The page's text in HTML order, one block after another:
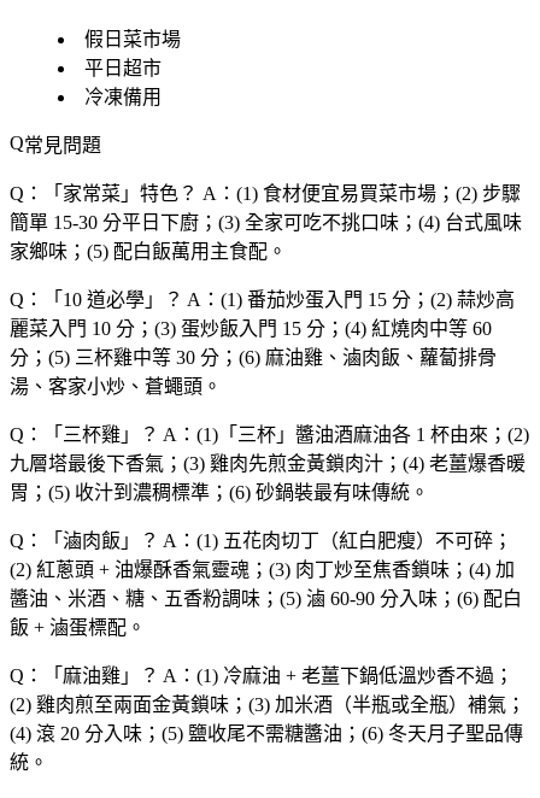
假日菜市場
平日超市
冷凍備用
常見問題
Q：「 家常菜 」特色？ A：(1) 食材便宜易買菜市場；(2) 步驟
簡單 15-30 分平日下廚；(3) 全家可吃不挑口味；(4) 台式風味
家鄉味；(5) 配白飯萬用主食配。
Q：「 10 道必學 」？ A：(1) 番茄炒蛋入門 15 分；(2) 蒜炒高
麗菜入門 10 分；(3) 蛋炒飯入門 15 分；(4) 紅燒肉中等 60
分；(5) 三杯雞中等 30 分；(6) 麻油雞、滷肉飯、蘿蔔排骨
湯、客家小炒、蒼蠅頭。
Q：「 三杯雞 」？ A：(1)「三杯」醬油酒麻油各 1 杯由來；(2)
九層塔最後下香氣；(3) 雞肉先煎金黃鎖肉汁；(4) 老薑爆香暖
胃；(5) 收汁到濃稠標準；(6) 砂鍋裝最有味傳統。
Q：「 滷肉飯 」？ A：(1) 五花肉切丁（紅白肥瘦）不可碎；
(2) 紅蔥頭 + 油爆酥香氣靈魂；(3) 肉丁炒至焦香鎖味；(4) 加
醬油、米酒、糖、五香粉調味；(5) 滷 60-90 分入味；(6) 配白
飯 + 滷蛋標配。
Q：「 麻油雞 」？ A：(1) 冷麻油 + 老薑下鍋低溫炒香不過；
(2) 雞肉煎至兩面金黃鎖味；(3) 加米酒（半瓶或全瓶）補氣；
(4) 滾 20 分入味；(5) 鹽收尾不需糖醬油；(6) 冬天月子聖品傳
統。